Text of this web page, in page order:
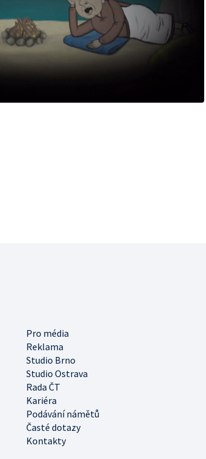
Pro média
Reklama
Studio Brno
Studio Ostrava
Rada ČT
Kariéra
Podávání námětů
Časté dotazy
Kontakty